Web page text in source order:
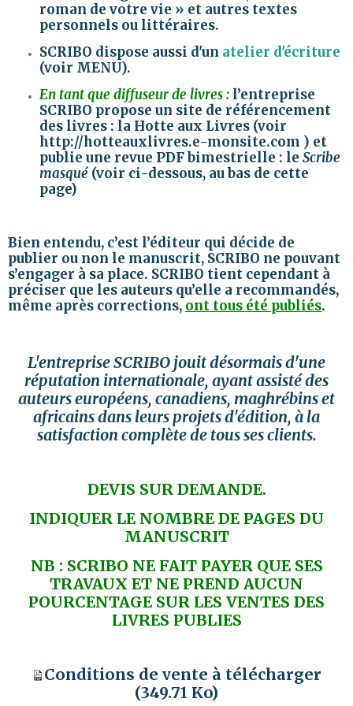
roman de votre vie » et autres textes
personnels ou littéraires.
SCRIBO dispose aussi d'un atelier d'écriture
(voir MENU).
En tant que diffuseur de livres : l’entreprise
SCRIBO propose un site de référencement
des livres : la Hotte aux Livres (voir
http://hotteauxlivres.e-monsite.com ) et
publie une revue PDF bimestrielle : le Scribe
masqué (voir ci-dessous, au bas de cette
page)
Bien entendu, c’est l’éditeur qui décide de
publier ou non le manuscrit, SCRIBO ne pouvant
s’engager à sa place. SCRIBO tient cependant à
préciser que les auteurs qu’elle a recommandés,
même après corrections, ont tous été publiés.
L'entreprise SCRIBO jouit désormais d'une
réputation internationale, ayant assisté des
auteurs européens, canadiens, maghrébins et
africains dans leurs projets d'édition, à la
satisfaction complète de tous ses clients.
DEVIS SUR DEMANDE.
INDIQUER LE NOMBRE DE PAGES DU
MANUSCRIT
NB : SCRIBO NE FAIT PAYER QUE SES
TRAVAUX ET NE PREND AUCUN
POURCENTAGE SUR LES VENTES DES
LIVRES PUBLIES
Conditions de vente à télécharger
(349.71 Ko)